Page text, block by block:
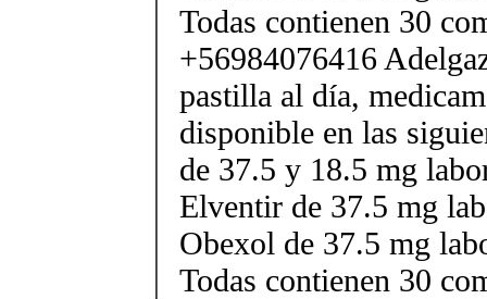
Todas contienen 30
+56984076416
pastilla al día,
disponible en las
de 37.5 y 18.5 mg
Elventir de 37.5 mg
Obexol de 37.5 mg
Todas contienen 30